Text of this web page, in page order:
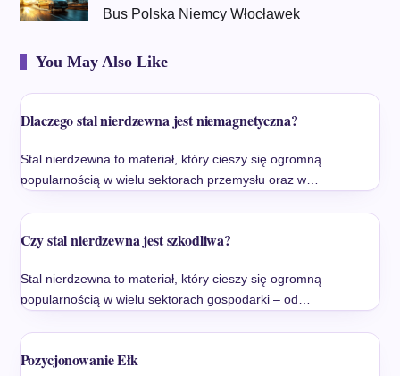
Bus Polska Niemcy Włocławek
You May Also Like
Dlaczego stal nierdzewna jest niemagnetyczna?
Stal nierdzewna to materiał, który cieszy się ogromną
popularnością w wielu sektorach przemysłu oraz w…
Czy stal nierdzewna jest szkodliwa?
Stal nierdzewna to materiał, który cieszy się ogromną
popularnością w wielu sektorach gospodarki – od…
Pozycjonowanie Ełk